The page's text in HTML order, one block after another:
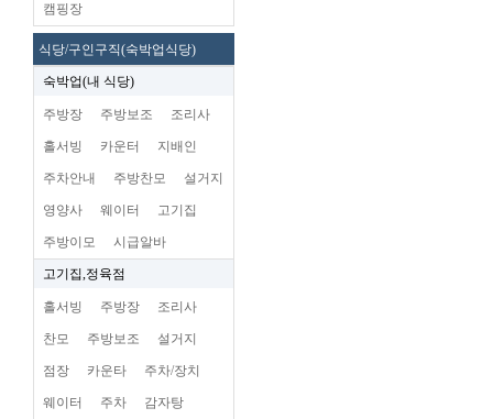
캠핑장
식당/구인구직(숙박업식당)
숙박업(내 식당)
주방장 주방보조 조리사
홀서빙 카운터 지배인
주차안내 주방찬모 설거지
영양사 웨이터 고기집
주방이모 시급알바
고기집,정육점
홀서빙 주방장 조리사
찬모 주방보조 설거지
점장 카운타 주차/장치
웨이터 주차 감자탕